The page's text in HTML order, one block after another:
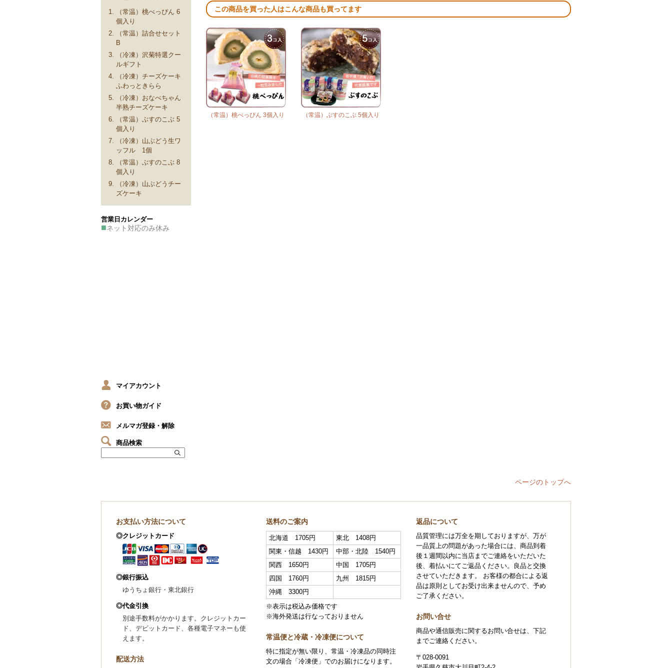
この商品を買った人はこんな商品も買ってます
（常温）桃べっぴん 3個入り （常温）ぶすのこぶ 5個入り
（常温）桃べっぴん 6
個入り
（常温）詰合せセット
B
（冷凍）沢菊特選クー
ルギフト
（冷凍）チーズケーキ
ふわっときらら
（冷凍）おなべちゃん
半熟チーズケーキ
（常温）ぶすのこぶ 5
個入り
（冷凍）山ぶどう生ワ
ッフル 1個
（常温）ぶすのこぶ 8
個入り
（冷凍）山ぶどうチー
ズケーキ
営業日カレンダー
■ネット対応のみ休み
マイアカウント
お買い物ガイド
メルマガ登録・解除
商品検索
ページのトップへ
お支払い方法について
◎クレジットカード
◎銀行振込
ゆうちょ銀行・東北銀行
◎代金引換
別途手数料がかかります。クレジットカー
ド、デビットカード、各種電子マネーも使
えます。
配送方法
送料のご案内
北海道 1705円
東北 1408円
関東・信越 1430円
中部・北陸 1540円
関西 1650円
中国 1705円
四国 1760円
九州 1815円
沖縄 3300円
※表示は税込み価格です
※海外発送は行なっておりません
常温便と冷蔵・冷凍便について
特に指定が無い限り、常温・冷凍品の同時注
文の場合「冷凍便」でのお届けになります。
返品について
品質管理には万全を期しておりますが、万が
一品質上の問題があった場合には、商品到着
後１週間以内に当店までご連絡をいただいた
後、着払いにてご返品ください。良品と交換
させていただきます。 お客様の都合による返
品は原則としてお受け出来ませんので、予め
ご了承ください。
お問い合せ
商品や通信販売に関するお問い合せは、下記
までご連絡ください。
〒028-0091